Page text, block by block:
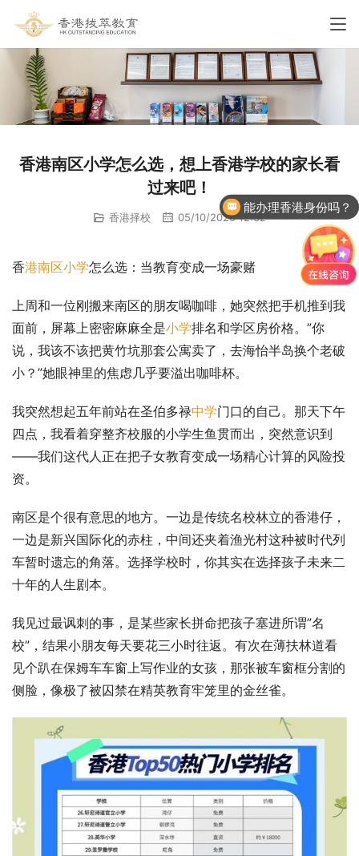
香港南区小学怎么选，想上香港学校的家长看
过来吧！
香港择校 05/10/2025 12:32
香港南区小学怎么选：当教育变成一场豪赌
上周和一位刚搬来南区的朋友喝咖啡，她突然把手机推到我
面前，屏幕上密密麻麻全是小学排名和学区房价格。”你
说，我该不该把黄竹坑那套公寓卖了，去海怡半岛换个老破
小？”她眼神里的焦虑几乎要溢出咖啡杯。
我突然想起五年前站在圣伯多禄中学门口的自己。那天下午
四点，我看着穿整齐校服的小学生鱼贯而出，突然意识到
——我们这代人正在把子女教育变成一场精心计算的风险投
资。
南区是个很有意思的地方。一边是传统名校林立的香港仔，
一边是新兴国际化的赤柱，中间还夹着渔光村这种被时代列
车暂时遗忘的角落。选择学校时，你其实在选择孩子未来二
十年的人生剧本。
我见过最讽刺的事，是某些家长拼命把孩子塞进所谓”名
校”，结果小朋友每天要花三小时往返。有次在薄扶林道看
见个趴在保姆车车窗上写作业的女孩，那张被车窗框分割的
侧脸，像极了被囚禁在精英教育牢笼里的金丝雀。
能办理香港身份吗？